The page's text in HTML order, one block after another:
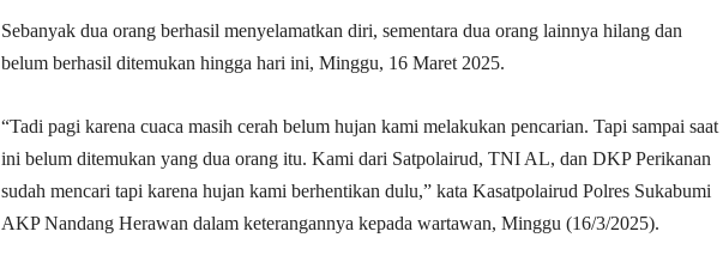
Sebanyak dua orang berhasil menyelamatkan diri, sementara dua orang lainnya hilang dan
belum berhasil ditemukan hingga hari ini, Minggu, 16 Maret 2025.
“Tadi pagi karena cuaca masih cerah belum hujan kami melakukan pencarian. Tapi sampai saat
ini belum ditemukan yang dua orang itu. Kami dari Satpolairud, TNI AL, dan DKP Perikanan
sudah mencari tapi karena hujan kami berhentikan dulu,” kata Kasatpolairud Polres Sukabumi
AKP Nandang Herawan dalam keterangannya kepada wartawan, Minggu (16/3/2025).